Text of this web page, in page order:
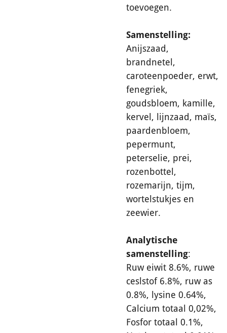
toevoegen.
Samenstelling:
Anijszaad,
brandnetel,
caroteenpoeder, erwt,
fenegriek,
goudsbloem, kamille,
kervel, lijnzaad, maïs,
paardenbloem,
pepermunt,
peterselie, prei,
rozenbottel,
rozemarijn, tijm,
wortelstukjes en
zeewier.
Analytische
samenstelling:
Ruw eiwit 8.6%, ruwe
ceslstof 6.8%, ruw as
0.8%, lysine 0.64%,
Calcium totaal 0,02%,
Fosfor totaal 0.1%,